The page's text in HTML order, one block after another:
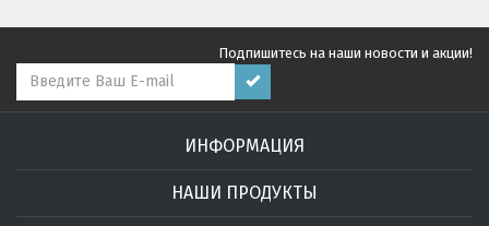
Подпишитесь на наши новости и акции!
ИНФОРМАЦИЯ
НАШИ ПРОДУКТЫ